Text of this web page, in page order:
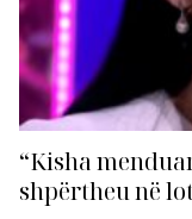
“Kisha
shpërtheu në